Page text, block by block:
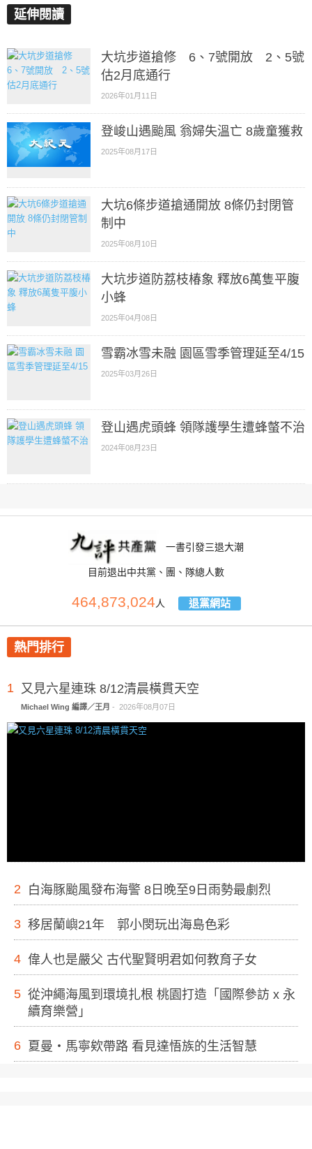
延伸閱讀
大坑步道搶修 6、7號開放 2、5號
估2月底通行
2026年01月11日
登峻山遇颱風 翁婦失溫亡 8歲童獲救
2025年08月17日
大坑6條步道搶通開放 8條仍封閉管
制中
2025年08月10日
大坑步道防荔枝椿象 釋放6萬隻平腹
小蜂
2025年04月08日
雪霸冰雪未融 園區雪季管理延至4/15
2025年03月26日
登山遇虎頭蜂 領隊護學生遭蜂螫不治
2024年08月23日
一書引發三退大潮
目前退出中共黨、團、隊總人數
464,873,024人 退黨網站
熱門排行
1 又見六星連珠 8/12清晨橫貫天空
Michael Wing 編譯／王月 - 2026年08月07日
2 白海豚颱風發布海警 8日晚至9日雨勢最劇烈
3 移居蘭嶼21年 郭小閔玩出海島色彩
4 偉人也是嚴父 古代聖賢明君如何教育子女
5 從沖繩海風到環境扎根 桃園打造「國際參訪 x 永
續育樂營」
6 夏曼・馬寧欸帶路 看見達悟族的生活智慧